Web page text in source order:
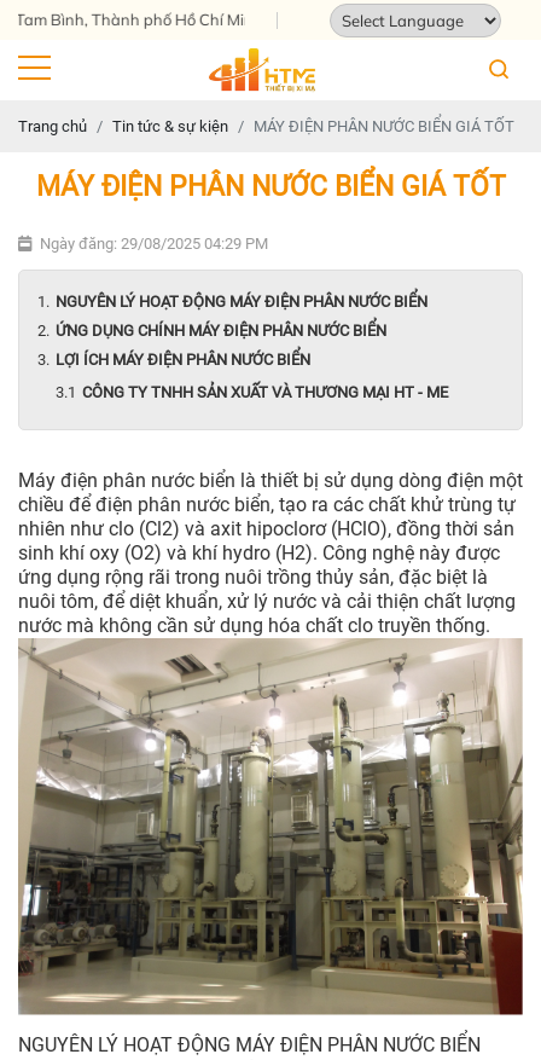
Bình, Thành phố Hồ Chí Minh
Trang chủ Tin tức & sự kiện MÁY ĐIỆN PHÂN NƯỚC BIỂN GIÁ TỐT
MÁY ĐIỆN PHÂN NƯỚC BIỂN GIÁ TỐT
Ngày đăng: 29/08/2025 04:29 PM
NGUYÊN LÝ HOẠT ĐỘNG MÁY ĐIỆN PHÂN NƯỚC BIỂN
ỨNG DỤNG CHÍNH MÁY ĐIỆN PHÂN NƯỚC BIỂN
LỢI ÍCH MÁY ĐIỆN PHÂN NƯỚC BIỂN
CÔNG TY TNHH SẢN XUẤT VÀ THƯƠNG MẠI HT - ME
Máy điện phân nước biển là thiết bị sử dụng dòng điện một
chiều để điện phân nước biển, tạo ra các chất khử trùng tự
nhiên như clo (Cl2) và axit hipoclorơ (HClO), đồng thời sản
sinh khí oxy (O2) và khí hydro (H2). Công nghệ này được
ứng dụng rộng rãi trong nuôi trồng thủy sản, đặc biệt là
nuôi tôm, để diệt khuẩn, xử lý nước và cải thiện chất lượng
nước mà không cần sử dụng hóa chất clo truyền thống.
NGUYÊN LÝ HOẠT ĐỘNG MÁY ĐIỆN PHÂN NƯỚC BIỂN